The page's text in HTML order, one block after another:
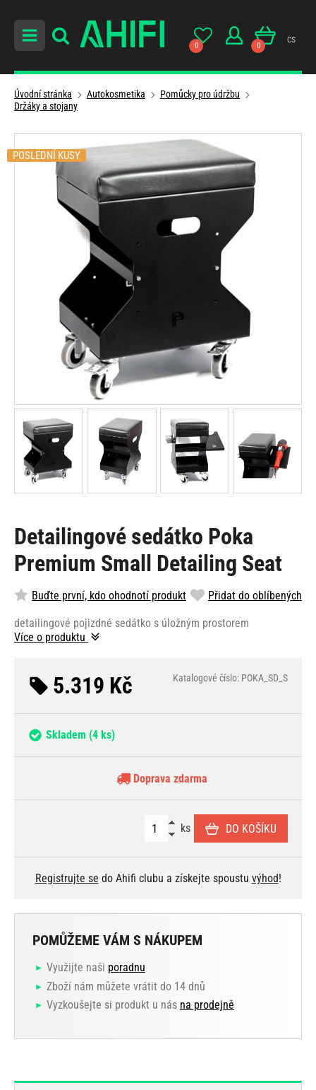
0 0
cs
Úvodní stránka Autokosmetika
Pomůcky pro údržbu
Držáky a stojany
Detailingové sedátko Poka
Premium Small Detailing Seat
Buďte první, kdo ohodnotí produkt Přidat do oblíbených
detailingové pojizdné sedátko s úložným prostorem
Více o produktu
5.319 Kč Katalogové číslo: POKA_SD_S
Skladem (4 ks)
Doprava zdarma
ks DO KOŠÍKU
Registrujte se do Ahifi clubu a získejte spoustu výhod!
POMŮŽEME VÁM S NÁKUPEM
Využijte naši poradnu
Zboží nám můžete vrátit do 14 dnů
Vyzkoušejte si produkt u nás na prodejně
POSLEDNÍ KUSY